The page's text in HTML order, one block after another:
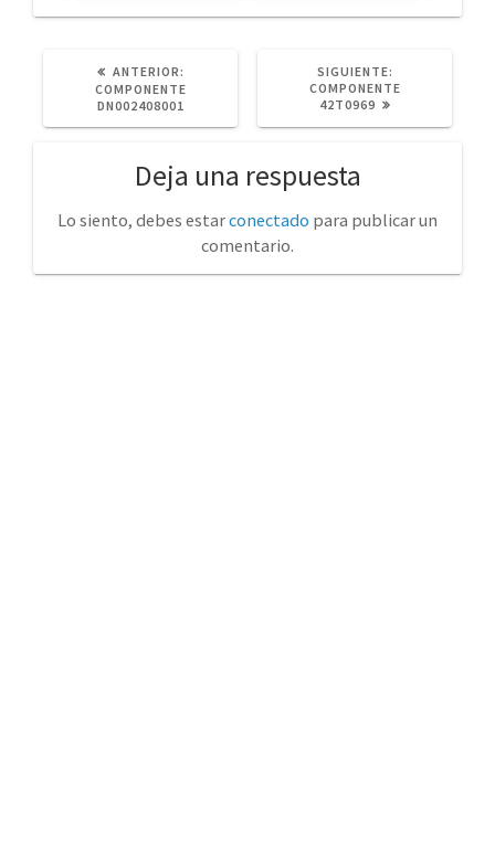
ANTERIOR:
ANTERIOR:
COMPONENTE
DN002408001
SIGUIENTE:
POST:
COMPONENTE
42T0969
Deja una respuesta
Lo siento, debes estarconectado para publicar un
comentario.